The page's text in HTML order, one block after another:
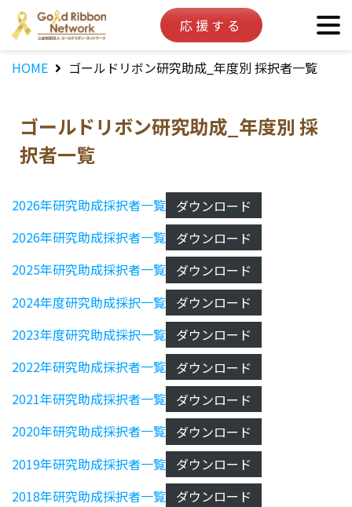
応援する
HOME ゴールドリボン研究助成_年度別 採択者一覧
ゴールドリボン研究助成_年度別 採
択者一覧
2026年研究助成採択者一覧 ダウンロード
2026年研究助成採択者一覧 ダウンロード
2025年研究助成採択者一覧 ダウンロード
2024年度研究助成採択一覧 ダウンロード
2023年度研究助成採択一覧 ダウンロード
2022年研究助成採択者一覧 ダウンロード
2021年研究助成採択者一覧 ダウンロード
2020年研究助成採択者一覧 ダウンロード
2019年研究助成採択者一覧 ダウンロード
2018年研究助成採択者一覧 ダウンロード